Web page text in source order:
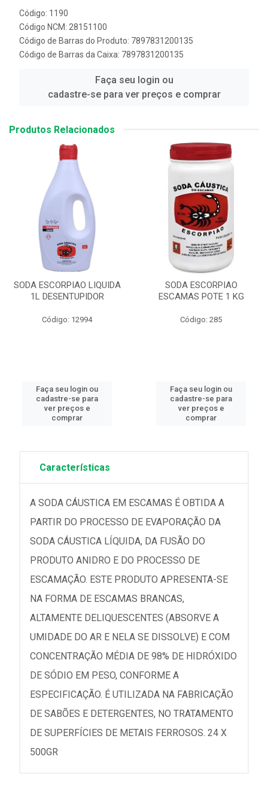
Código: 1190
Código NCM: 28151100
Código de Barras do Produto: 7897831200135
Código de Barras da Caixa: 7897831200135
Faça seu login ou
cadastre-se para ver preços e comprar
Produtos Relacionados
SODA ESCORPIAO LIQUIDA
1L DESENTUPIDOR
Código: 12994
Faça seu login ou
cadastre-se para
ver preços e
comprar
SODA ESCORPIAO
ESCAMAS POTE 1 KG
Código: 285
Faça seu login ou
cadastre-se para
ver preços e
comprar
Características
A SODA CÁUSTICA EM ESCAMAS É OBTIDA A
PARTIR DO PROCESSO DE EVAPORAÇÃO DA
SODA CÁUSTICA LÍQUIDA, DA FUSÃO DO
PRODUTO ANIDRO E DO PROCESSO DE
ESCAMAÇÃO. ESTE PRODUTO APRESENTA-SE
NA FORMA DE ESCAMAS BRANCAS,
ALTAMENTE DELIQUESCENTES (ABSORVE A
UMIDADE DO AR E NELA SE DISSOLVE) E COM
CONCENTRAÇÃO MÉDIA DE 98% DE HIDRÓXIDO
DE SÓDIO EM PESO, CONFORME A
ESPECIFICAÇÃO. É UTILIZADA NA FABRICAÇÃO
DE SABÕES E DETERGENTES, NO TRATAMENTO
DE SUPERFÍCIES DE METAIS FERROSOS. 24 X
500GR